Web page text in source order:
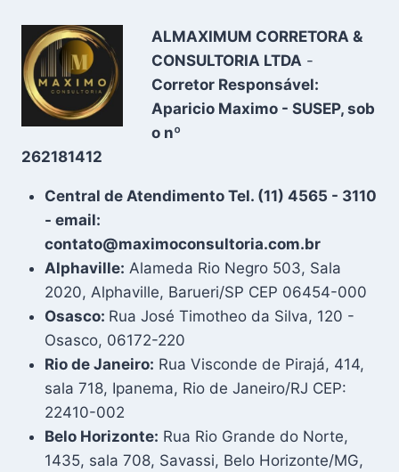
ALMAXIMUM CORRETORA &
CONSULTORIA LTDA -
Corretor Responsável:
Aparicio Maximo - SUSEP, sob
o nº
262181412
Central de Atendimento Tel. (11) 4565 - 3110
- email:
contato@maximoconsultoria.com.br
Alphaville: Alameda Rio Negro 503, Sala
2020, Alphaville, Barueri/SP CEP 06454-000
Osasco: Rua José Timotheo da Silva, 120 -
Osasco, 06172-220
Rio de Janeiro: Rua Visconde de Pirajá, 414,
sala 718, Ipanema, Rio de Janeiro/RJ CEP:
22410-002
Belo Horizonte: Rua Rio Grande do Norte,
1435, sala 708, Savassi, Belo Horizonte/MG,